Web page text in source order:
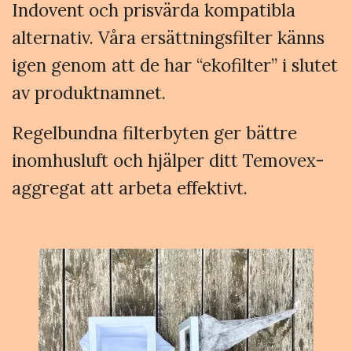
Indovent och prisvärda kompatibla
alternativ. Våra ersättningsfilter känns
igen genom att de har “ekofilter” i slutet
av produktnamnet.
Regelbundna filterbyten ger bättre
inomhusluft och hjälper ditt Temovex-
aggregat att arbeta effektivt.